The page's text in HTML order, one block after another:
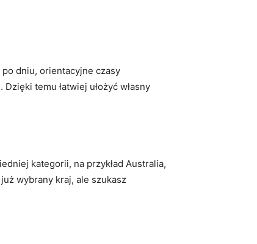
dniu, orientacyjne czasy
temu łatwiej ułożyć własny
kategorii, na przykład Australia,
wybrany kraj, ale szukasz